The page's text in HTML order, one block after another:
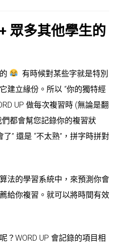
眾多其他學生的
有時候對某些字就是特別
建立緣份。所以 “你的獨特經
UP 做每次複習時 (無論是翻
都會幫您記錄你的複習狀
” 還是 “不太熟”，拼字時拼對
法的學習系統中，來預測你會
給你複習。就可以將時間有效
？WORD UP 會記錄的項目相